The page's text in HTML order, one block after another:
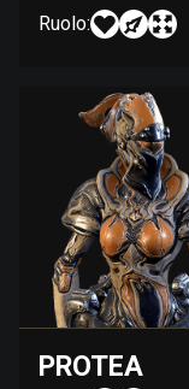
Ruolo:
PROTEA